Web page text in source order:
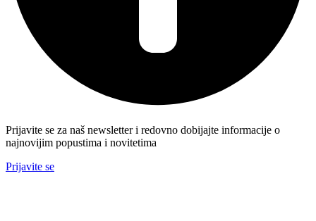
Prijavite se za naš newsletter i redovno dobijajte informacije o
najnovijim popustima i novitetima
Prijavite se